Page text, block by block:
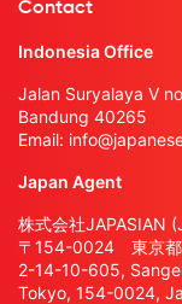
Contact
Indonesia Office
Jalan Suryalaya V
Bandung 40265
Email:
Japan Agent
株式会社JAPASIAN
〒154-0024 東京都
2-14-10-605,
Tokyo, 154-0024,